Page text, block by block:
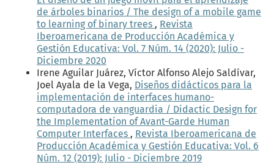
de árboles binarios / The design of a mobile game
to learning of binary trees , Revista
Iberoamericana de Producción Académica y
Gestión Educativa: Vol. 7 Núm. 14 (2020): Julio -
Diciembre 2020
Irene Aguilar Juárez, Víctor Alfonso Alejo Saldívar,
Joel Ayala de la Vega, Diseños didácticos para la
implementación de interfaces humano-
computadora de vanguardia / Didactic Design for
the Implementation of Avant-Garde Human
Computer Interfaces , Revista Iberoamericana de
Producción Académica y Gestión Educativa: Vol. 6
Núm. 12 (2019): Julio - Diciembre 2019